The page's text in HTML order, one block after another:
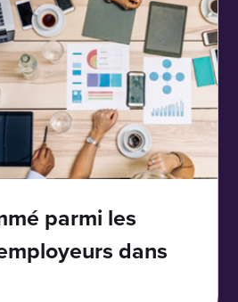
parmi les
dans